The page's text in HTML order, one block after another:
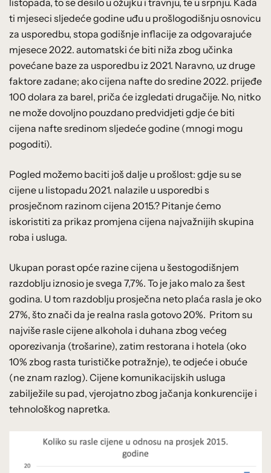
listopada, to se desilo u ožujku i travnju, te u srpnju. Kada
ti mjeseci sljedeće godine uđu u prošlogodišnju osnovicu
za usporedbu, stopa godišnje inflacije za odgovarajuće
mjesece 2022. automatski će biti niža zbog učinka
povećane baze za usporedbu iz 2021. Naravno, uz druge
faktore zadane; ako cijena nafte do sredine 2022. prijeđe
100 dolara za barel, priča će izgledati drugačije. No, nitko
ne može dovoljno pouzdano predvidjeti gdje će biti
cijena nafte sredinom sljedeće godine (mnogi mogu
pogoditi).
Pogled možemo baciti još dalje u prošlost: gdje su se
cijene u listopadu 2021. nalazile u usporedbi s
prosječnom razinom cijena 2015.? Pitanje ćemo
iskoristiti za prikaz promjena cijena najvažnijih skupina
roba i usluga.
Ukupan porast opće razine cijena u šestogodišnjem
razdoblju iznosio je svega 7,7%. To je jako malo za šest
godina. U tom razdoblju prosječna neto plaća rasla je oko
27%, što znači da je realna rasla gotovo 20%. Pritom su
najviše rasle cijene alkohola i duhana zbog većeg
oporezivanja (trošarine), zatim restorana i hotela (oko
10% zbog rasta turističke potražnje), te odjeće i obuće
(ne znam razlog). Cijene komunikacijskih usluga
zabilježile su pad, vjerojatno zbog jačanja konkurencije i
tehnološkog napretka.